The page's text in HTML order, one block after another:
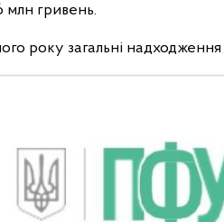
млн гривень.
року загальні